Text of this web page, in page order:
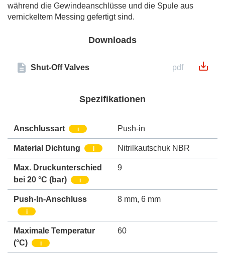
während die Gewindeanschlüsse und die Spule aus
vernickeltem Messing gefertigt sind.
Downloads
Shut-Off Valves pdf
Spezifikationen
Anschlussart i Push-in
Material Dichtung i Nitrilkautschuk NBR
Max. Druckunterschied
bei 20 °C (bar)
i
9
Push-In-Anschluss
i
8 mm, 6 mm
Maximale Temperatur
(°C)
i
60